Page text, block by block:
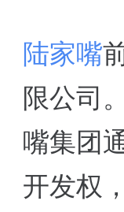
陆家嘴
限公司
嘴集团
开发权